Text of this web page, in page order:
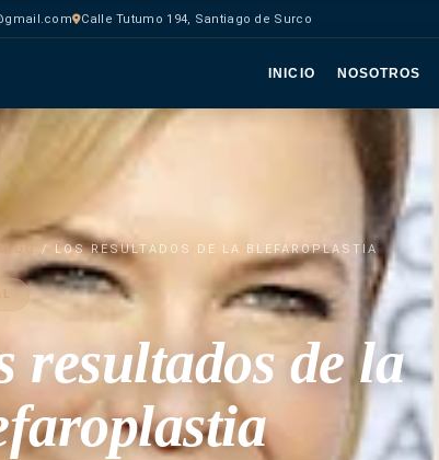
Calle Tutumo 194, Santiago de Surco
INICIO NOSOTROS
BLOG / LOS RESULTADOS DE LA BLEFAROPLASTIA
resultados de la